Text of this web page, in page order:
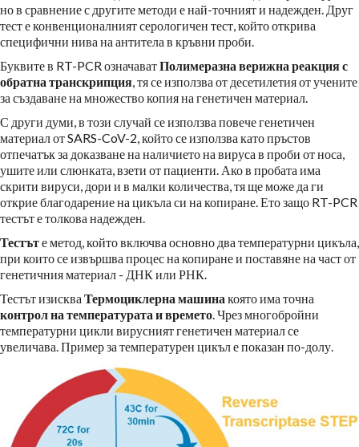
но в сравнение с другите методи е най-точният и надежден. Друг
тест е конвенционалният серологичен тест, който открива
специфични нива на антитела в кръвни проби.
Буквите в RT-PCR означаватПолимеразна верижна реакция с
обратна транскрипция, тя се използва от десетилетия от учените
за създаване на множество копия на генетичен материал.
С други думи, в този случай се използва повече генетичен
материал от SARS-CoV-2, който се използва като пръстов
отпечатък за доказване на наличието на вируса в проби от носа,
ушите или слюнката, взети от пациенти. Ако в пробата има
скрити вируси, дори и в малки количества, тя ще може да ги
открие благодарение на цикъла си на копиране. Ето защо RT-PCR
тестът е толкова надежден.
Тестъте метод, който включва основно два температурни цикъла,
при които се извършва процес на копиране и поставяне на част от
генетичния материал - ДНК или РНК.
Тестът изисква Термоциклерна машина която има точна
контрол на температурата и времето. Чрез многобройни
температурни цикли вирусният генетичен материал се
увеличава. Пример за температурен цикъл е показан по-долу.